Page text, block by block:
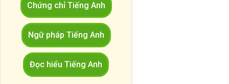
Chứng chỉ Tiếng Anh
Ngữ pháp Tiếng Anh
Đọc hiểu Tiếng Anh